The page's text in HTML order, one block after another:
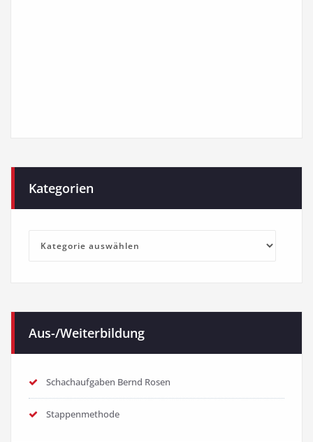
Kategorien
Kategorien
Aus-/Weiterbildung
Schachaufgaben Bernd Rosen
Stappenmethode